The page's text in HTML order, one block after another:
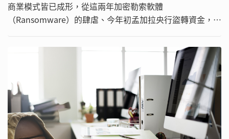
商業模式皆已成形，從這兩年加密勒索軟體
（Ransomware）的肆虐、今年初孟加拉央行盜轉資金，以